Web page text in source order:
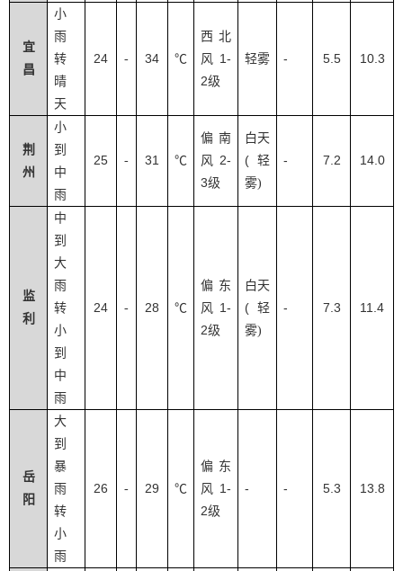
宜
昌
小
雨
转
晴
天
24 - 34 ℃
西北
风 1-
2级
轻雾 - 5.5 10.3
荆
州
小
到
中
雨
25 - 31 ℃
偏南
风 2-
3级
白天
( 轻
雾)
- 7.2 14.0
监
利
中
到
大
雨
转
小
到
中
雨
24 - 28 ℃
偏东
风 1-
2级
白天
( 轻
雾)
- 7.3 11.4
岳
阳
大
到
暴
雨
转
小
雨
26 - 29 ℃
偏东
风 1-
2级
- - 5.3 13.8